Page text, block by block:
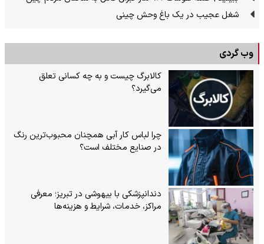
شغل عجیب در یک باغ وحش چینی
وب گردی
کالابرگ چیست و به چه کسانی تعلق
می‌گیرد؟
چرا لباس کار آبی همچنان محبوب‌ترین رنگ
در صنایع مختلف است؟
دندانپزشکی با بیهوشی در تبریز؛ معرفی
مراکز، خدمات، شرایط و هزینه‌ها